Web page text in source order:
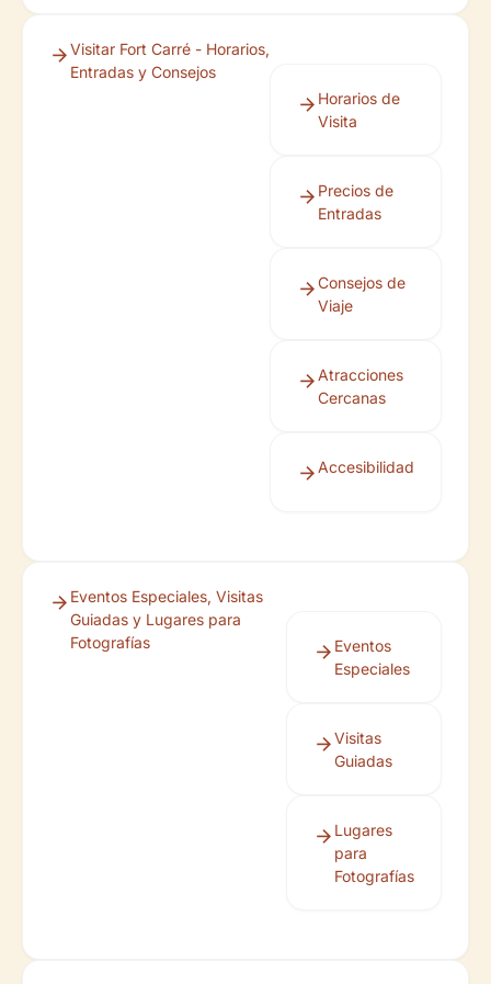
Visitar Fort Carré - Horarios,
Entradas y Consejos
Horarios de
Visita
Precios de
Entradas
Consejos de
Viaje
Atracciones
Cercanas
Accesibilidad
Eventos Especiales, Visitas
Guiadas y Lugares para
Fotografías
Eventos
Especiales
Visitas
Guiadas
Lugares
para
Fotografías